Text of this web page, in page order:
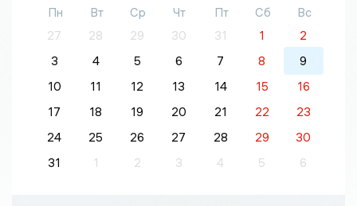
Пн Вт Ср Чт Пт Сб
Вс
27
28 29 30 31 1
2
3
4 5 6 7 8
9
10
11 12 13 14 15
16
17
18 19 20 21 22
23
24
25 26 27 28 29
30
31
1 2 3 4 5 6